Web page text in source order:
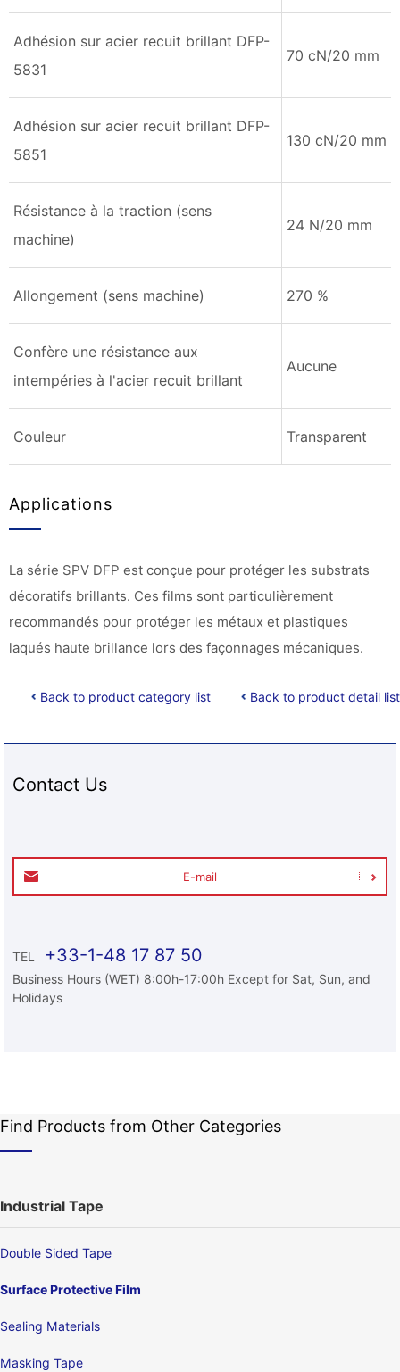
Adhésion sur acier recuit brillant DFP-
5831
70 cN/20 mm
Adhésion sur acier recuit brillant DFP-
5851
130 cN/20 mm
Résistance à la traction (sens
machine)
24 N/20 mm
Allongement (sens machine) 270 %
Confère une résistance aux
intempéries à l'acier recuit brillant
Aucune
Couleur Transparent
Applications
La série SPV DFP est conçue pour protéger les substrats
décoratifs brillants. Ces films sont particulièrement
recommandés pour protéger les métaux et plastiques
laqués haute brillance lors des façonnages mécaniques.
Back to product category list Back to product detail list
Contact Us
E-mail
TEL +33-1-48 17 87 50
Business Hours (WET) 8:00h-17:00h Except for Sat, Sun, and
Holidays
Find Products from Other Categories
Industrial Tape
Double Sided Tape
Surface Protective Film
Sealing Materials
Masking Tape